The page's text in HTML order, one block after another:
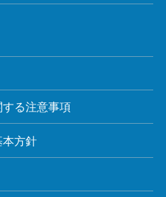
る注意事項
本方針